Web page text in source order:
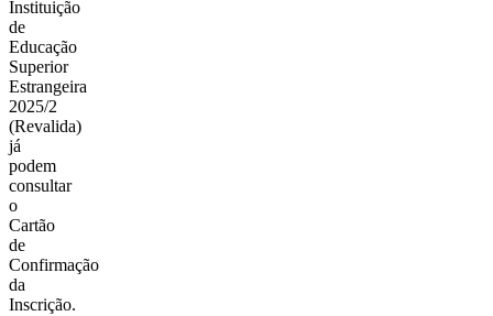
Instituição
de
Educação
Superior
Estrangeira
2025/2
(Revalida)
já
podem
consultar
o
Cartão
de
Confirmação
da
Inscrição.